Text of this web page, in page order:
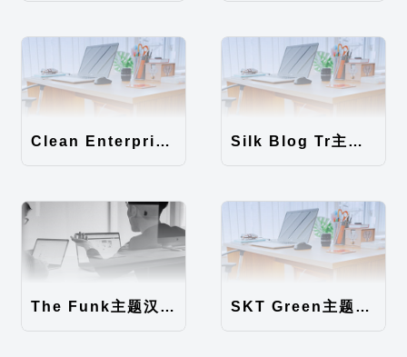
Clean Enterprise主题汉化包 Silk Blog Tr主题汉化包
The Funk主题汉化包 SKT Green主题汉化包